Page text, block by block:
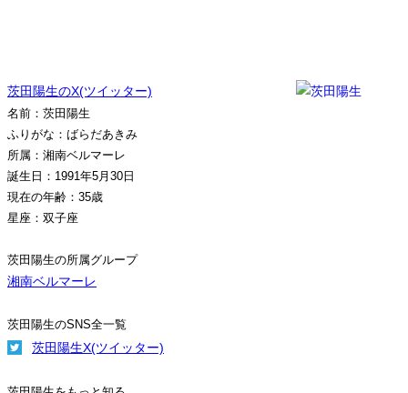
茨田陽生のX(ツイッター)
名前：茨田陽生
ふりがな：ばらだあきみ
所属：湘南ベルマーレ
誕生日：1991年5月30日
現在の年齢：35歳
星座：双子座
茨田陽生の所属グループ
湘南ベルマーレ
茨田陽生のSNS全一覧
茨田陽生X(ツイッター)